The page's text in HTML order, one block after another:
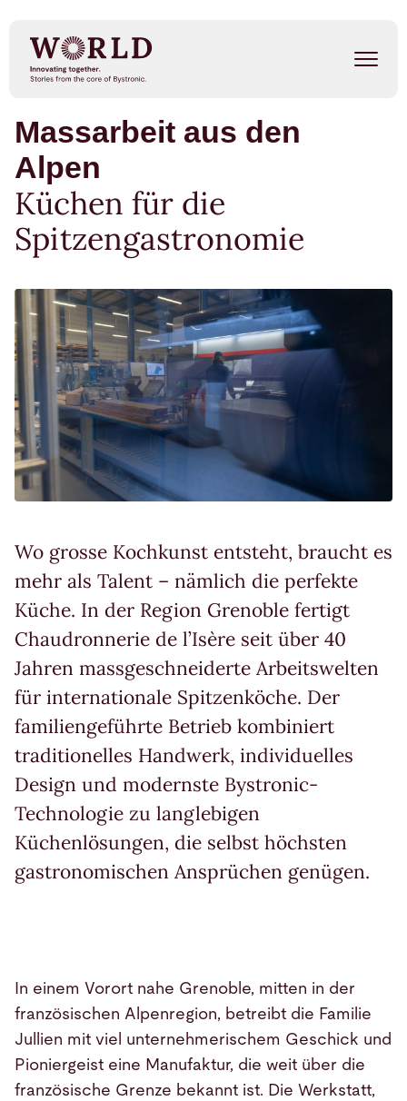
Inhalt
Success Stories
Our People
Events
METAL SHAPE SHIFTERS
Listen on Spotify
Massarbeit aus den
Alpen
Küchen für die
Spitzengastronomie
Wo grosse Kochkunst entsteht, braucht es
mehr als Talent – nämlich die perfekte
Küche. In der Region Grenoble fertigt
Chaudronnerie de l’Isère seit über 40
Jahren massgeschneiderte Arbeitswelten
für internationale Spitzenköche. Der
familiengeführte Betrieb kombiniert
traditionelles Handwerk, individuelles
Design und modernste Bystronic-
Technologie zu langlebigen
Küchenlösungen, die selbst höchsten
gastronomischen Ansprüchen genügen.
In einem Vorort nahe Grenoble, mitten in der
französischen Alpenregion, betreibt die Familie
Jullien mit viel unternehmerischem Geschick und
Pioniergeist eine Manufaktur, die weit über die
französische Grenze bekannt ist. Die Werkstatt,